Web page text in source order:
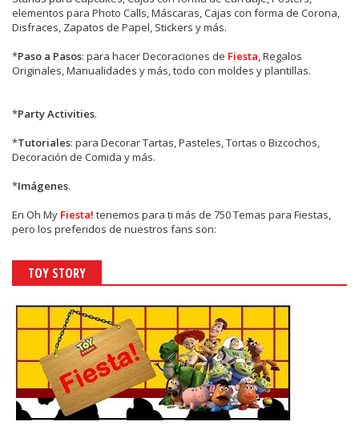
elementos para Photo Calls, Máscaras, Cajas con forma de Corona,
Disfraces, Zapatos de Papel, Stickers y más.
*Paso a Pasos: para hacer Decoraciones de Fiesta , Regalos
Originales, Manualidades y más, todo con moldes y plantillas.
*Party Activities.
*Tutoriales: para Decorar Tartas, Pasteles, Tortas o Bizcochos,
Decoración de Comida y más.
*Imágenes.
En Oh My Fiesta! tenemos para ti más de 750 Temas para Fiestas,
pero los preferidos de nuestros fans son:
TOY STORY